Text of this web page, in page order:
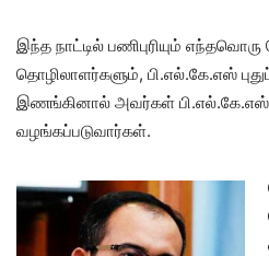
இந்த நாட்டில் பணிபுரியும்
தொழிலாளர்களும், பி.எல்.கே.எஸ்
இணங்கினால் அவர்கள் பி.எல்.கே.எஸ்
வழங்கப்படுவார்கள்.